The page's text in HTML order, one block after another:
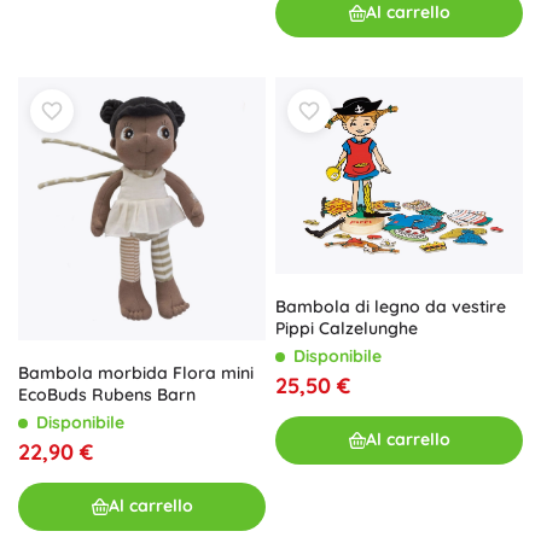
Al carrello
Bambola morbida Flora mini
EcoBuds Rubens Barn
Disponibile
22,90 €
Al carrello
Bambola di legno da vestire
Pippi Calzelunghe
Disponibile
25,50 €
Al carrello